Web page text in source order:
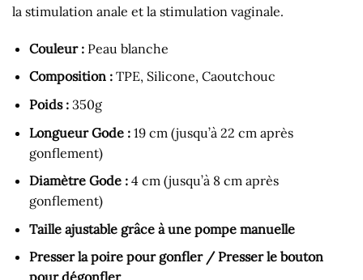
la stimulation anale et la stimulation vaginale.
Couleur : Peau blanche
Composition :TPE, Silicone, Caoutchouc
Poids :350g
Longueur Gode :19 cm (jusqu’à 22 cm après
gonflement)
Diamètre Gode :4 cm (jusqu’à 8 cm après
gonflement)
Taille ajustable grâce à une pompe manuelle
Presser la poire pour gonfler /Presser le bouton